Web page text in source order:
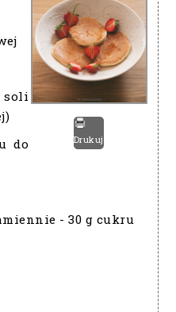
Drukuj
do
- 30 g cukru